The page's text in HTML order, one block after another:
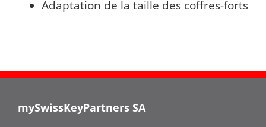
Adaptation de la taille des coffres-forts
mySwissKeyPartners SA